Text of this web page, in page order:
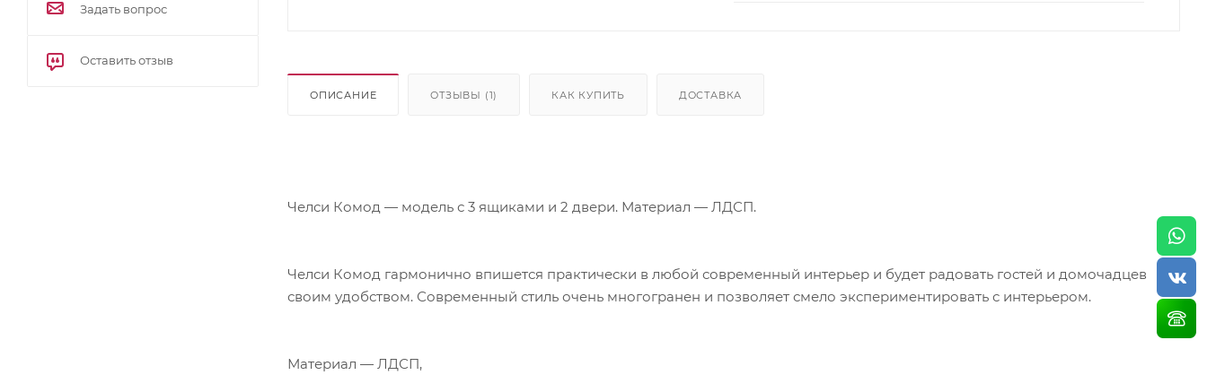
ОПИСАНИЕ ОТЗЫВЫ (1) КАК КУПИТЬ ДОСТАВКА
Челси Комод — модель с 3 ящиками и 2 двери. Материал — ЛДСП.
Челси Комод гармонично впишется практически в любой современный интерьер и будет радовать гостей и домочадцев
своим удобством. Современный стиль очень многогранен и позволяет смело экспериментировать с интерьером.
Материал — ЛДСП,
Задать вопрос
Оставить отзыв